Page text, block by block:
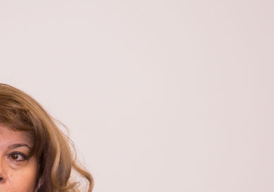
ДЕОС
СОССБОС
Развойно-